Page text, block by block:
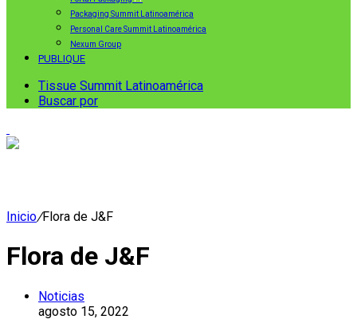
Packaging Summit Latinoamérica
Personal Care Summit Latinoamérica
Nexum Group
PUBLIQUE
Tissue Summit Latinoamérica
Buscar por
Inicio/Flora de J&F
Flora de J&F
Noticias
agosto 15, 2022